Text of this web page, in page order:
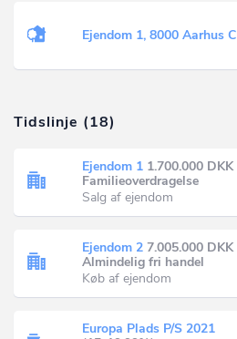
Ejendom 1, 8000 Aarhus C
Tidslinje (18)
Ejendom 1 1.700.000 DKK
Familieoverdragelse
Salg af ejendom
Ejendom 2 7.005.000 DKK
Almindelig fri handel
Køb af ejendom
Europa Plads P/S 2021